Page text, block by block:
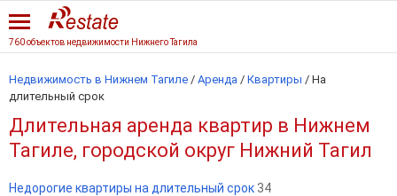
760 объектов недвижимости Нижнего Тагила
Недвижимость в Нижнем Тагиле / Аренда / Квартиры / На
длительный срок
Длительная аренда квартир в Нижнем
Тагиле, городской округ Нижний Тагил
Недорогие квартиры на длительный срок 34